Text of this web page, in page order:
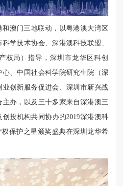
和澳门三地联动，以粤港澳大湾区
学技术协会、深港澳科技联盟、
权局）指导，深圳市龙华区科创
、中国社会科学院研究生院（深
创新服务促进会、深圳市新兴战
办，以及三十多家来自深港澳三
投机构共同协办的2019深港澳科
保护之星颁奖盛典在深圳龙华希